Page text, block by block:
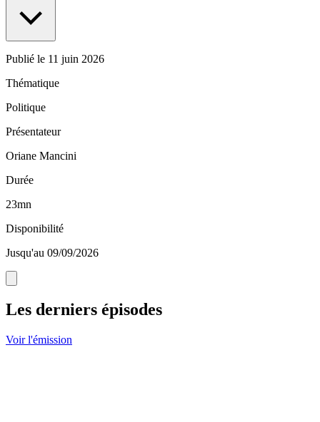
Publié le 11 juin 2026
Thématique
Politique
Présentateur
Oriane Mancini
Durée
23mn
Disponibilité
Jusqu'au 09/09/2026
Les derniers épisodes
Voir l'émission